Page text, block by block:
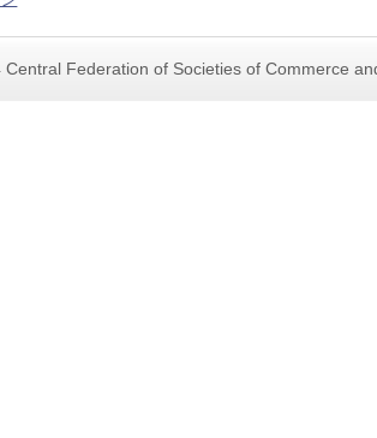
Federation of Societies of Commerce